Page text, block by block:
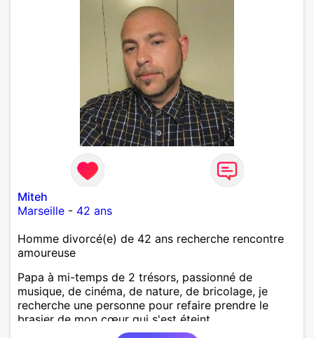
Miteh
Marseille - 42 ans
Homme divorcé(e) de 42 ans recherche rencontre
amoureuse
Papa à mi-temps de 2 trésors, passionné de
musique, de cinéma, de nature, de bricolage, je
recherche une personne pour refaire prendre le
brasier de mon cœur qui s'est éteint